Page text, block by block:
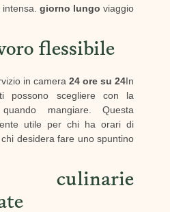
intensa.giorno lungo viaggio
flessibile
in camera24 ore su 24In
possono scegliere con la
mangiare. Questa
utile per chi ha orari di
desidera fare uno spuntino
culinarie